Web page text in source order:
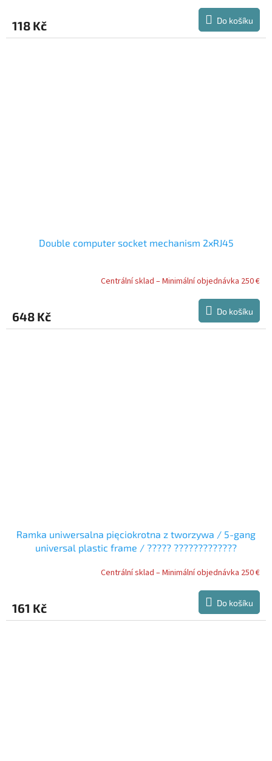
118 Kč Do košíku
Double computer socket mechanism 2xRJ45
Centrální sklad – Minimální objednávka 250 €
648 Kč Do košíku
Ramka uniwersalna pięciokrotna z tworzywa / 5-gang
universal plastic frame / ????? ?????????????
Centrální sklad – Minimální objednávka 250 €
161 Kč Do košíku